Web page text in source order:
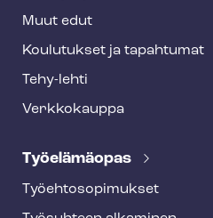
Muut edut
Koulutukset ja tapahtumat
Tehy-lehti
Verkkokauppa
Työelämäopas
Työ­eh­to­so­pi­muk­set